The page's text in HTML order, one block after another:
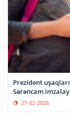
Prezident
Sərəncam
27-02-2026